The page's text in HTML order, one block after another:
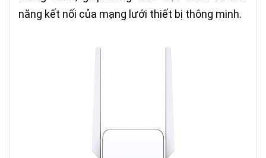
năng kết nối của mạng lưới thiết bị thông minh.